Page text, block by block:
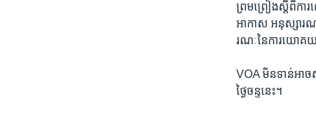
ព្រមព្រៀង​ស្តីពី​ការ​
អាកាស​ អនុស្សារ
រណៈ​នៃ​ការ​យោគ​យ
VOA ​មិន​ទាន់​អាច​
ថ្ងៃ​ចន្ទ​នេះ។